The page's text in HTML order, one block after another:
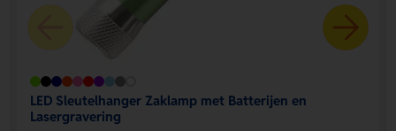
LED Sleutelhanger Zaklamp met Batterijen en
Lasergravering